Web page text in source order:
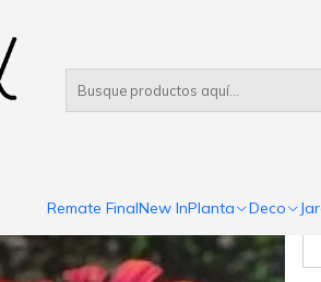
Remate FinalNew InPlanta Deco